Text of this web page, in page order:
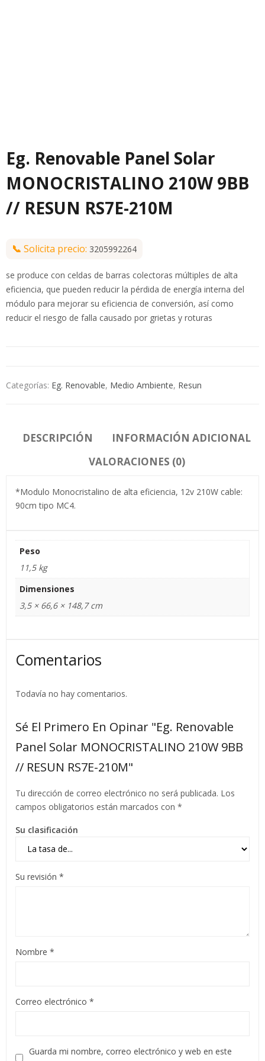
Eg. Renovable Panel Solar
MONOCRISTALINO 210W 9BB
// RESUN RS7E-210M
📞 Solicita precio: 3205992264
se produce con celdas de barras colectoras múltiples de alta
eficiencia, que pueden reducir la pérdida de energía interna del
módulo para mejorar su eficiencia de conversión, así como
reducir el riesgo de falla causado por grietas y roturas
Categorías: Eg. Renovable, Medio Ambiente, Resun
DESCRIPCIÓN
INFORMACIÓN ADICIONAL
VALORACIONES (0)
*Modulo Monocristalino de alta eficiencia, 12v 210W cable:
90cm tipo MC4.
Peso
11,5 kg
Dimensiones
3,5 × 66,6 × 148,7 cm
Comentarios
Todavía no hay comentarios.
Sé El Primero En Opinar "Eg. Renovable
Panel Solar MONOCRISTALINO 210W 9BB
// RESUN RS7E-210M"
Tu dirección de correo electrónico no será publicada. Los
campos obligatorios están marcados con *
Su clasificación
Su revisión *
Nombre *
Correo electrónico *
Guarda mi nombre, correo electrónico y web en este